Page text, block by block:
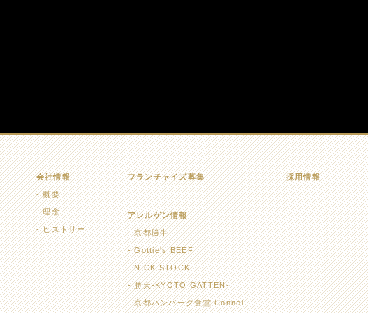
会社情報
概要
理念
ヒストリー
フランチャイズ募集
アレルゲン情報
京都勝牛
Gottie's BEEF
NICK STOCK
勝天-KYOTO GATTEN-
京都ハンバーグ食堂 Connel
採用情報